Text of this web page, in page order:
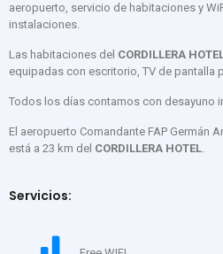
aeropuerto, servicio de habitaciones y
instalaciones.
Las habitaciones del CORDILLERA
equipadas con escritorio, TV de pantalla
Todos los días contamos con desayuno
El aeropuerto Comandante FAP Germán
está a 23 km del CORDILLERA HOTEL.
Servicios: